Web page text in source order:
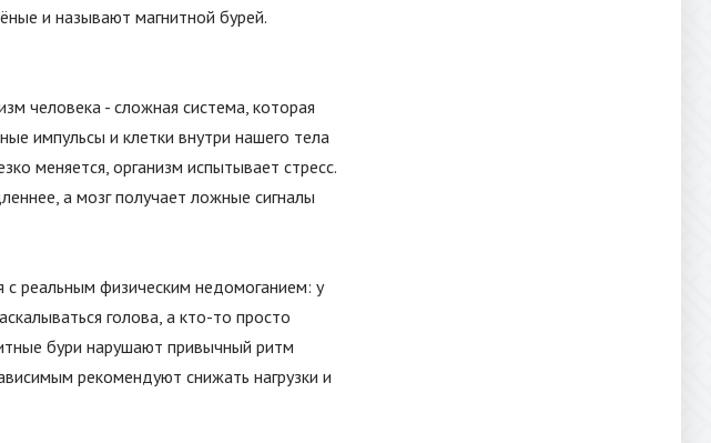
и называют магнитной бурей.
человека - сложная система, которая
импульсы и клетки внутри нашего тела
меняется, организм испытывает стресс.
а мозг получает ложные сигналы
реальным физическим недомоганием: у
голова, а кто-то просто
бури нарушают привычный ритм
рекомендуют снижать нагрузки и